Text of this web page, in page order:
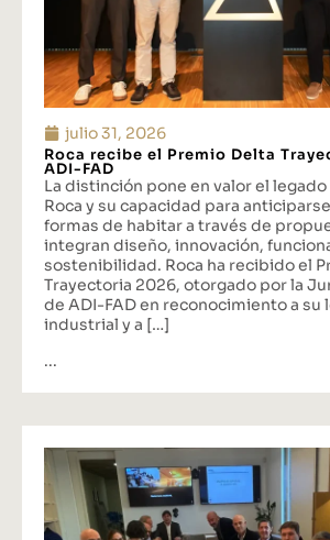
julio 31, 2026
Roca recibe el Premio Delta
ADI-FAD
La distinción pone en valor el
Roca y su capacidad para
formas de habitar a través de
integran diseño, innovación,
sostenibilidad. Roca ha recibido el
Trayectoria 2026, otorgado por la
de ADI-FAD en reconocimiento a su
industrial y a […]
...